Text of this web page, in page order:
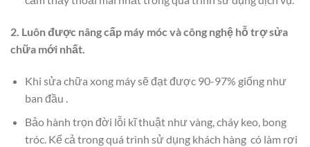
2. Luôn được nâng cấp máy móc và công nghệ hỗ trợ sửa
chữa mới nhất.
Khi sửa chữa xong máy sẽ đạt được 90-97% giống như
ban đầu .
Bảo hành trọn đời lỗi kĩ thuật như vàng, cháy keo, bong
tróc. Kể cả trong quá trình sử dụng khách hàng có làm rơi